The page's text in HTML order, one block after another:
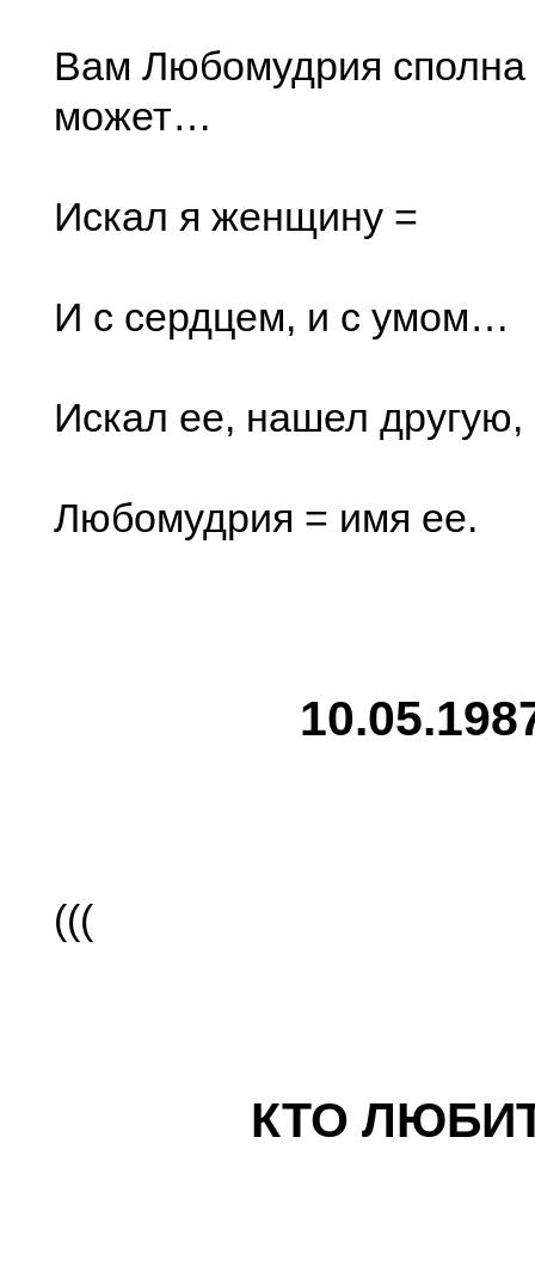
Вам Любомудрия сполна
может…
Искал я женщину =
И с сердцем, и с умом…
Искал ее, нашел другую,
Любомудрия = имя ее.
(((
КТО